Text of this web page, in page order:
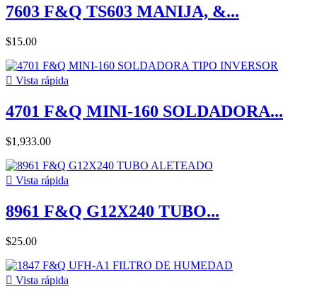
7603 F&Q TS603 MANIJA, &...
$15.00
 Vista rápida
4701 F&Q MINI-160 SOLDADORA...
$1,933.00
 Vista rápida
8961 F&Q G12X240 TUBO...
$25.00
 Vista rápida